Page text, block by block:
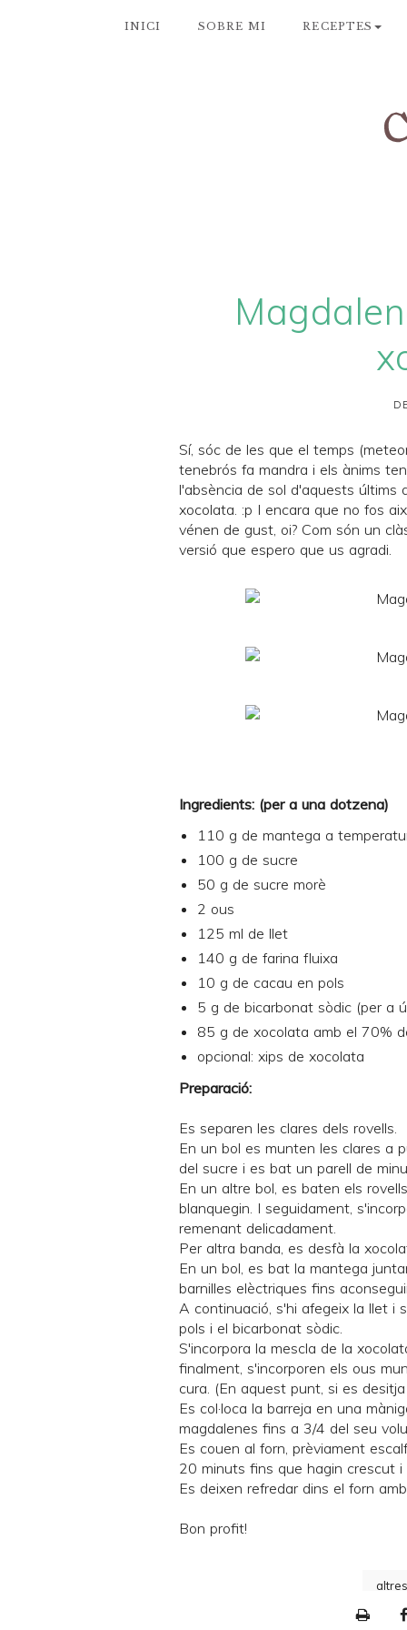
INICI SOBRE MI RECEPTES
Sí, sóc de les que el temps
tenebrós fa mandra i els ànims
l'absència de sol d'aquests últims
xocolata. :p I encara que no fos
vénen de gust, oi? Com són un
versió que espero que us agradi.
Ingredients: (per a una dotzena)
110 g de mantega a
100 g de sucre
50 g de sucre morè
2 ous
125 ml de llet
140 g de farina fluixa
10 g de cacau en pols
5 g de bicarbonat sòdic (per a
85 g de xocolata amb el 70%
opcional: xips de xocolata
Preparació:
Es separen les clares dels rovells.
En un bol es munten les clares a
del sucre i es bat un parell de
En un altre bol, es baten els
blanquegin. I seguidament,
remenant delicadament.
Per altra banda, es desfà la
En un bol, es bat la mantega
barnilles elèctriques fins
A continuació, s'hi afegeix la llet i
pols i el bicarbonat sòdic.
S'incorpora la mescla de la
finalment, s'incorporen els ous
cura. (En aquest punt, si es
Es col·loca la barreja en una
magdalenes fins a 3/4 del seu
Es couen al forn, prèviament
20 minuts fins que hagin crescut
Es deixen refredar dins el forn
Bon profit!